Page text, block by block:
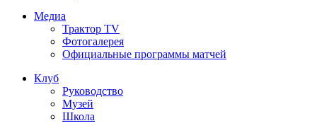
Медиа
Трактор TV
Фотогалерея
Официальные программы матчей
Клуб
Руководство
Музей
Школа